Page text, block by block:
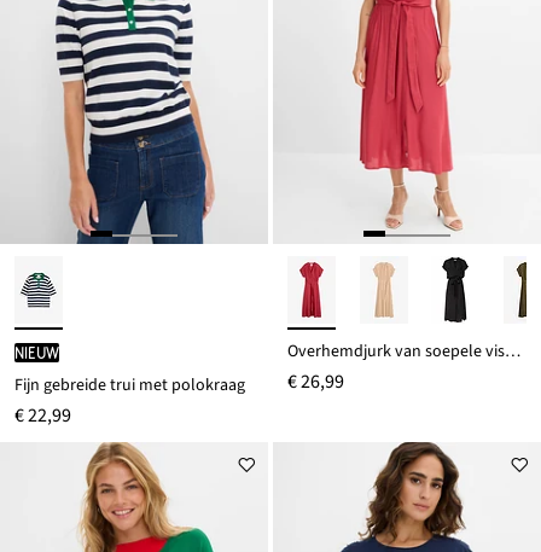
Nieuw
Fijn gebreide trui met polokraag
€ 22,99
Overhemdjurk van soepele viscose
€ 26,99